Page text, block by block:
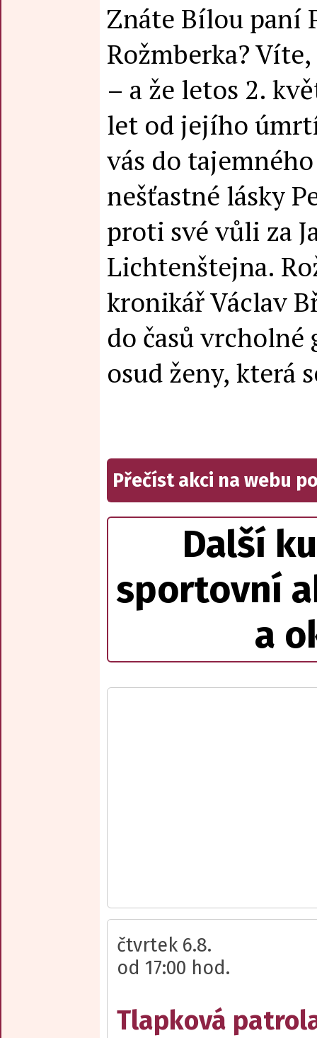
Znáte Bílou paní
Rožmberka?
– a že letos 2.
let od jejího
vás do
nešťastné lásky
proti své vůli za
Lichtenštejna.
kronikář Václav
do časů
osud ženy, která
Přečíst akci na webu
Další
sportovní
a
čtvrtek 6.8.
od 17:00 hod.
Tlapková